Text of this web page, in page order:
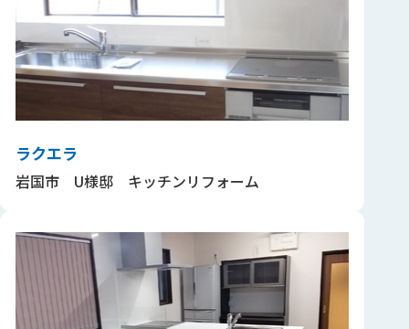
ラクエラ
岩国市 U様邸 キッチンリフォーム